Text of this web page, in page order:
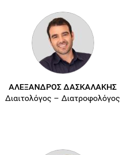
ΑΛΕΞΑΝΔΡΟΣ ΔΑΣΚΑΛΑΚΗΣ
Διαιτολόγος – Διατροφολόγος